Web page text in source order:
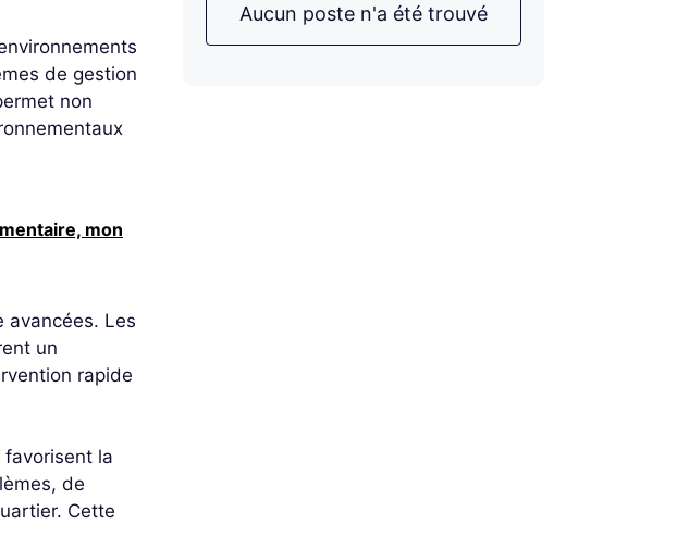
de gestion
non
mon
avancées. Les
un
rapide
favorisent la
de
Cette
Aucun poste n'a été trouvé